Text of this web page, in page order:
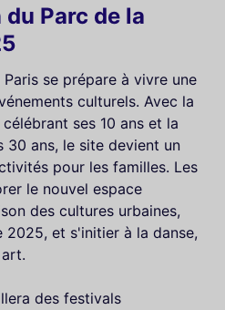
Parc de la
se prépare à vivre une
culturels. Avec la
célébrant ses 10 ans et la
30 ans, le site devient un
pour les familles. Les
le nouvel espace
des cultures urbaines,
et s'initier à la danse,
des festivals